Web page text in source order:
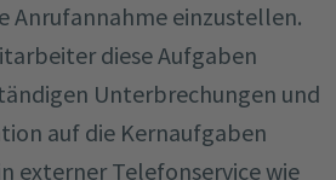
Anrufannahme einzustellen.
diese Aufgaben
Unterbrechungen und
auf die Kernaufgaben
externer Telefonservice wie